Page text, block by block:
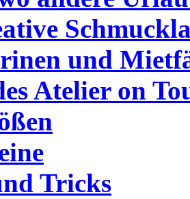
und
Atelier on
Tricks